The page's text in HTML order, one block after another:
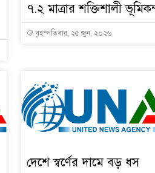
৭.২ মাত্রার শক্তিশালী
বৃহস্পতিবার, ২৫ জুন, ২০২৬
দেশে স্বর্ণের দামে বড় ধস